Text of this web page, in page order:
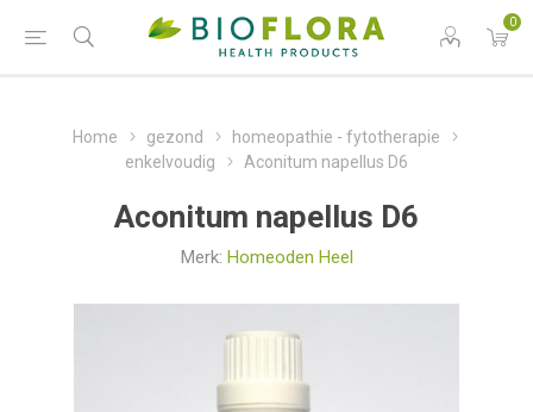
0
Home gezond
homeopathie - fytotherapie
enkelvoudig
Aconitum napellus D6
Aconitum napellus D6
Merk: Homeoden Heel